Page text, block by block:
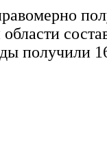
получили